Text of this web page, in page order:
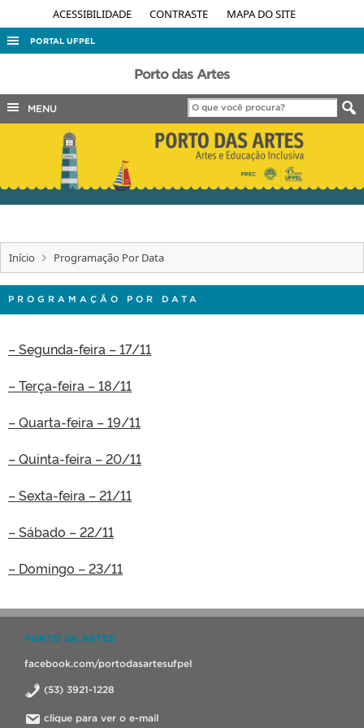
ACESSIBILIDADE CONTRASTE MAPA DO SITE
PORTAL UFPEL
ACESSO À INFORMAÇÃO
AUDITORIA
COBALTO
CONCURSOS
EDITAIS
INTERNACIONAL
PORTARIAS
Porto das Artes
MENU
Início Programação Por Data
PROGRAMAÇÃO POR DATA
– Segunda-feira – 17/11
– Terça-feira – 18/11
– Quarta-feira – 19/11
– Quinta-feira – 20/11
– Sexta-feira – 21/11
– Sábado – 22/11
– Domingo – 23/11
PORTO DA ARTES
facebook.com/portodasartesufpel
(53) 3921-1228
clique para ver o e-mail